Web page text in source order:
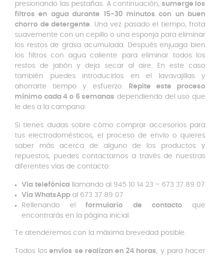
presionando las pestañas. A continuación, sumerge los
filtros en agua durante 15-30 minutos con un buen
chorro de detergente. Una vez pasado el tiempo, frota
suavemente con un cepillo o una esponja para eliminar
los restos de grasa acumulada. Después enjuaga bien
los filtros con agua caliente para eliminar todos los
restos de jabón y deja secar al aire. En este caso
también puedes introducirlos en el lavavajillas y
ahorrarte tiempo y esfuerzo. Repite este proceso
mínimo cada 4 o 6 semanas dependiendo del uso que
le des a la campana.
Si tienes dudas sobre cómo comprar accesorios para
tus electrodomésticos, el proceso de envío o quieres
saber más acerca de alguno de los productos y
repuestos, puedes contactarnos a través de nuestras
diferentes vías de contacto:
Vía telefónica llamando al 945 10 14 23 – 673 37 89 07
Vía WhatsApp al 673 37 89 07
Rellenando elformulario de contactoque
encontrarás en la página inicial.
Te atenderemos con la máxima brevedad posible.
Todos los envíos se realizan en 24 horas, y para hacer